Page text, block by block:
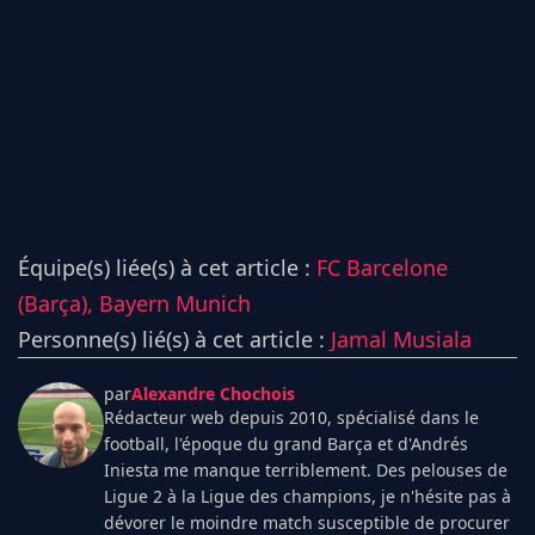
Équipe(s) liée(s) à cet article : FC Barcelone
(Barça), Bayern Munich
Personne(s) lié(s) à cet article : Jamal Musiala
parAlexandre Chochois
Rédacteur web depuis 2010, spécialisé dans le
football, l'époque du grand Barça et d'Andrés
Iniesta me manque terriblement. Des pelouses de
Ligue 2 à la Ligue des champions, je n'hésite pas à
dévorer le moindre match susceptible de procurer